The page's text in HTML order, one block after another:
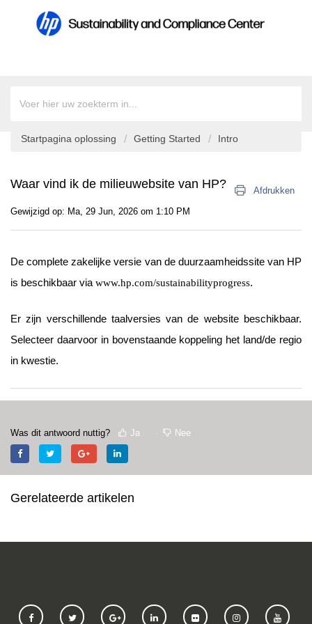
Startpagina oplossing Getting Started Intro
Waar vind ik de milieuwebsite van HP?
Afdrukken
Gewijzigd op: Ma, 29 Jun, 2026 om 1:10 PM
De complete zakelijke versie van de duurzaamheidssite van HP
is beschikbaar via www.hp.com/sustainabilityprogress.
Er zijn verschillende taalversies van de website beschikbaar.
Selecteer daarvoor in bovenstaande koppeling het land/de regio
in kwestie.
Was dit antwoord nuttig? Ja Nee
Gerelateerde artikelen